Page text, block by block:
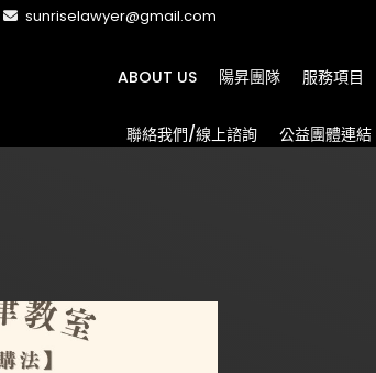
sunriselawyer@gmail.com
ABOUT US 陽昇團隊 服務項目
聯絡我們/線上諮詢 公益團體連結